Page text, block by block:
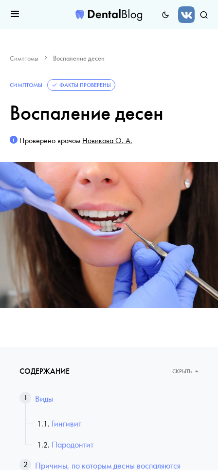
Симптомы Воспаление десен
СИМПТОМЫ ФАКТЫ ПРОВЕРЕНЫ
Воспаление десен
Проверено врачом Новикова О. А.
СОДЕРЖАНИЕ СКРЫТЬ
Виды
Гингивит
Пародонтит
Причины, по которым десны воспаляются